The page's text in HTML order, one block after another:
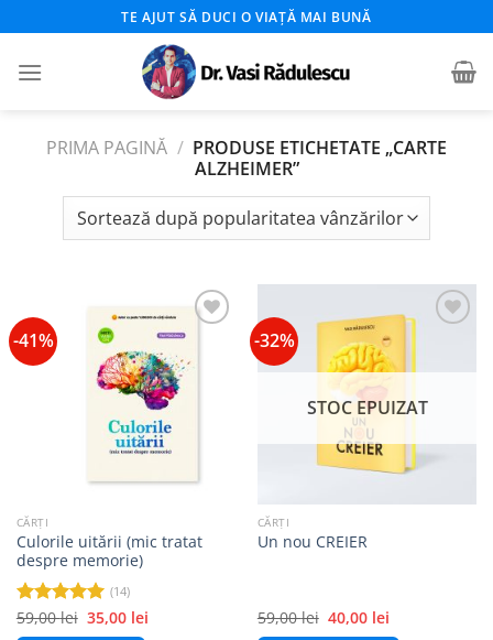
to
content
TE AJUT SĂ DUCI O VIAȚĂ MAI BUNĂ
PRIMA PAGINĂ / PRODUSE ETICHETATE „CARTE
ALZHEIMER”
-41%
Add to
CĂRȚI
Culorile uitării (mic tratat
despre memorie)
Evaluat la
4.93din 5
(14)
59,00lei Prețul
inițial
35,00 leiPrețul
curent
-32%
STOC EPUIZAT
CĂRȚI
Un nou CREIER
59,00lei Prețul
inițial
40,00 leiPrețul
curent